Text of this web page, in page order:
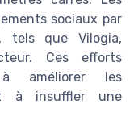
sociaux par
tels que Vilogia,
Ces efforts
améliorer les
à insuffler une